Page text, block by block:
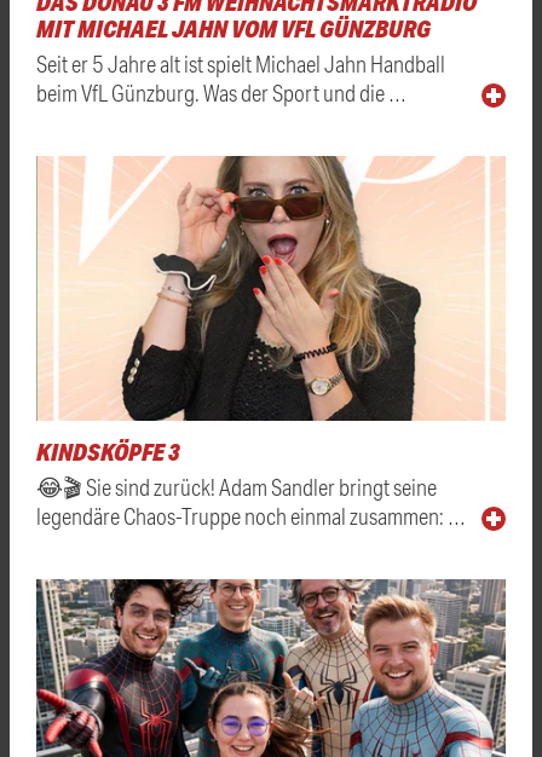
MIT MICHAEL JAHN VOM VFL GÜNZBURG
Seit er 5 Jahre alt ist spielt Michael Jahn Handball
beim VfL Günzburg. Was der Sport und die …
KINDSKÖPFE 3
😂🎬 Sie sind zurück! Adam Sandler bringt seine
legendäre Chaos-Truppe noch einmal zusammen: …